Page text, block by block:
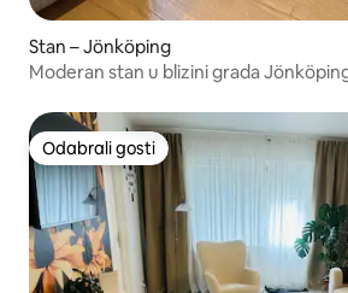
Stan – Jönköping
Moderan stan u blizini grada
Odabrali gosti
Odabrali gosti